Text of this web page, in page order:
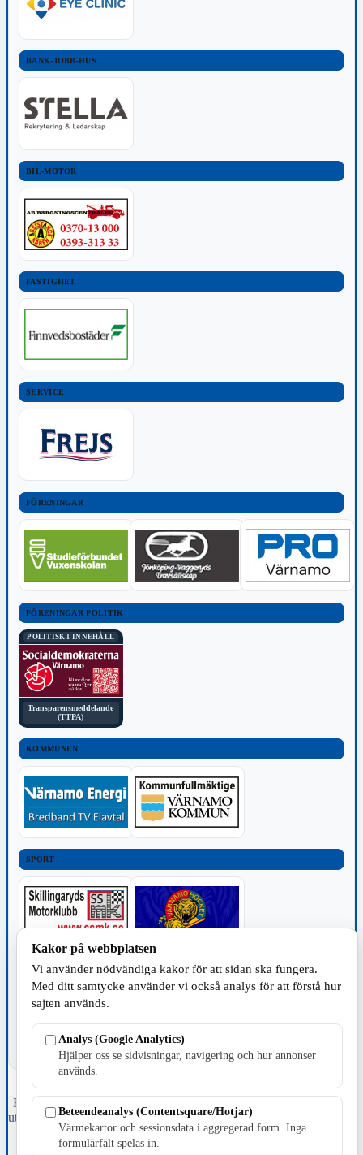
BANK-JOBB-HUS
BIL-MOTOR
FASTIGHET
SERVICE
FÖRENINGAR
FÖRENINGAR POLITIK
POLITISKT INNEHÅLL
Transparensmeddelande
(TTPA)
KOMMUNEN
SPORT
TILLVERKNING
Fristående webbtidningsföretag grundat 1991 som sedan 2002 ger
ut tidningen Skillingaryd.nu och 2010 lanserades Värnamo.nu. Från
april 2026 omfattar Skillingaryd.nu tre kommuner: Gnosjö,
Värnamo och Vaggeryds kommun.
Kakor på webbplatsen
Vi använder nödvändiga kakor för att sidan ska fungera.
Med ditt samtycke använder vi också analys för att förstå hur
sajten används.
Analys (Google Analytics)
Hjälper oss se sidvisningar, navigering och hur annonser
används.
Beteendeanalys (Contentsquare/Hotjar)
Värmekartor och sessionsdata i aggregerad form. Inga
formulärfält spelas in.